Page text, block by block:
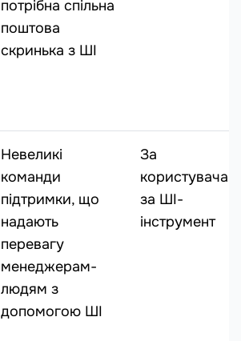
потрібна спільна
поштова
скринька з ШІ
Невеликі
команди
підтримки, що
надають
перевагу
менеджерам-
людям з
допомогою ШІ
За
користувача+
за ШІ-
інструмент